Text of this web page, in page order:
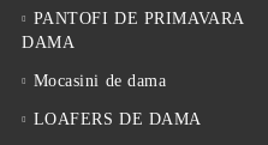
PANTOFI DE PRIMAVARA
DAMA
Mocasini de dama
LOAFERS DE DAMA